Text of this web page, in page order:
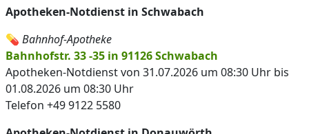
Apotheken-Notdienst in Schwabach
💊 Bahnhof-Apotheke
Bahnhofstr. 33 -35 in 91126 Schwabach
Apotheken-Notdienst von 31.07.2026 um 08:30 Uhr bis
01.08.2026 um 08:30 Uhr
Telefon +49 9122 5580